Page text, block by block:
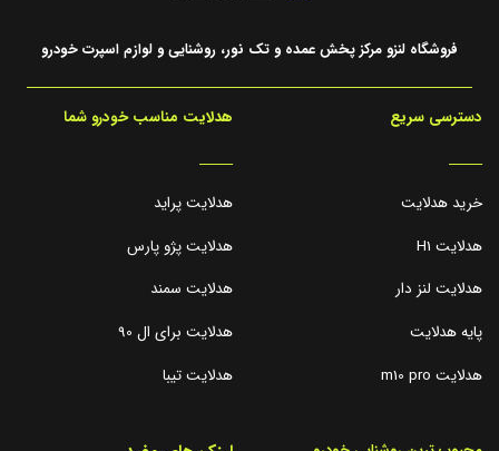
فروشگاه لنزو مرکز پخش عمده و تک نور، روشنایی و لوازم اسپرت خودرو
دسترسی سریع
_____
خرید هدلایت
هدلایت H1
هدلایت لنز دار
پایه هدلایت
هدلایت m10 pro
هدلایت مناسب خودرو شما
_____
هدلایت پراید
هدلایت پژو پارس
هدلایت سمند
هدلایت برای ال 90
هدلایت تیبا